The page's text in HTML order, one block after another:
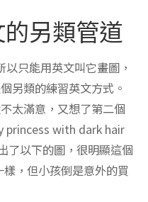
另類管道
只能用英文叫它畫圖，
另類的練習英文方式。
太滿意，又想了第二個
princess with dark hair
以下的圖，很明顯這個
，但小孩倒是意外的買